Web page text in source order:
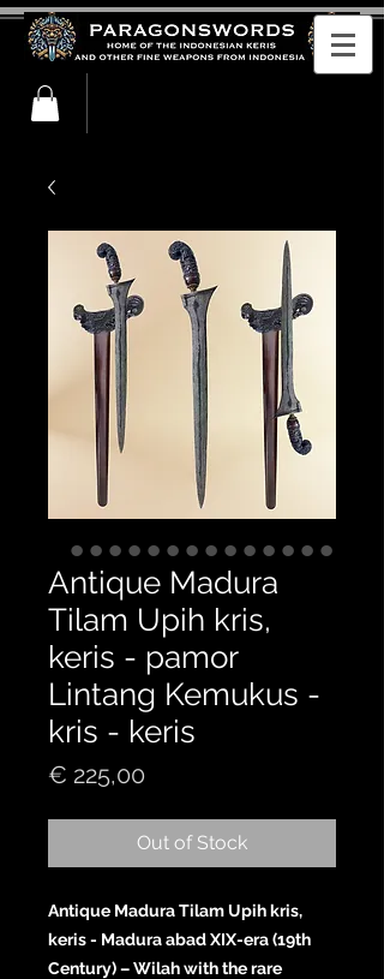
Antique Madura
Tilam Upih kris,
keris - pamor
Lintang Kemukus -
kris - keris
€ 225,00
Out of Stock
Antique Madura Tilam Upih kris,
keris - Madura abad XIX-era (19th
Century) – Wilah with the rare